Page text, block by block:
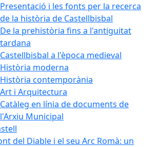
Presentació i les fonts per la recerca
de la història de Castellbisbal
De la prehistòria fins a l'antiguitat
tardana
Castellbisbal a l'època medieval
Història moderna
Història contemporània
Art i Arquitectura
Catàleg en línia de documents de
l'Arxiu Municipal
del Diable i el seu Arc Romà: un